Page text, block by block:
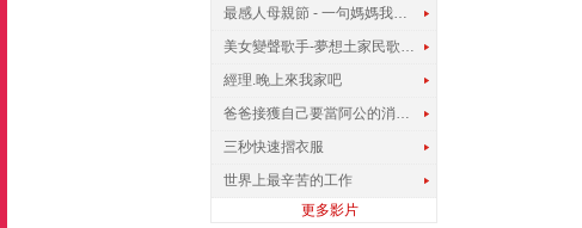
最感人母親節 - 一句媽媽我愛你
美女變聲歌手-夢想土家民歌傳遍世界
經理.晚上來我家吧
爸爸接獲自己要當阿公的消息，反應史上最可愛!!!
三秒快速摺衣服
世界上最辛苦的工作
更多影片